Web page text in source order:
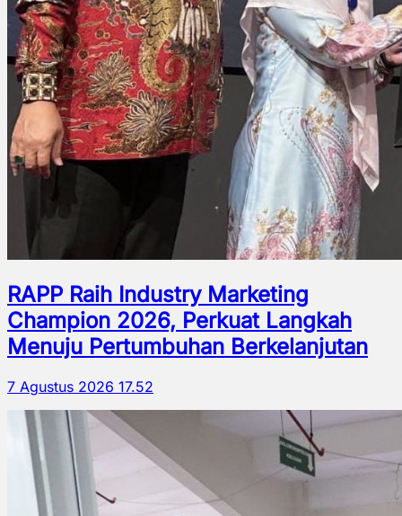
RAPP Raih Industry Marketing
Champion 2026, Perkuat Langkah
Menuju Pertumbuhan Berkelanjutan
7 Agustus 2026 17.52